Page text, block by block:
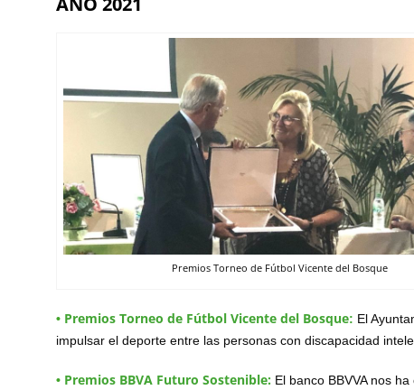
Premios Torneo de Fútbol Vicente del Bosque
• Premios Torneo de Fútbol Vicente del Bosque: El
impulsar el deporte entre las personas con discapacidad
• Premios BBVA Futuro Sostenible: El banco BBVVA nos